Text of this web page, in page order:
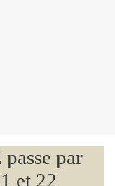
par
et 22